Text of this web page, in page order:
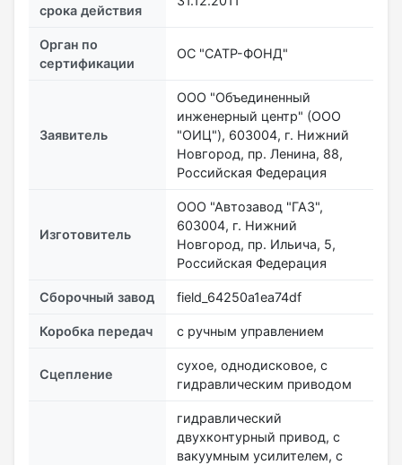
срока действия
Орган по
сертификации
ОС "САТР-ФОНД"
Заявитель
ООО "Объединенный
инженерный центр" (ООО
"ОИЦ"), 603004, г. Нижний
Новгород, пр. Ленина, 88,
Российская Федерация
Изготовитель
ООО "Автозавод "ГАЗ",
603004, г. Нижний
Новгород, пр. Ильича, 5,
Российская Федерация
Сборочный завод field_64250a1ea74df
Коробка передач с ручным управлением
Сцепление
сухое, однодисковое, с
гидравлическим приводом
гидравлический
двухконтурный привод, с
вакуумным усилителем, с